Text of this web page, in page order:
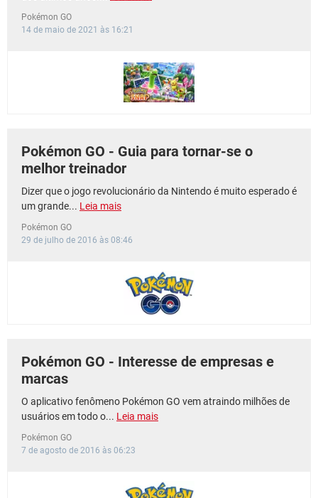
Pokémon GO
14 de maio de 2021 às 16:21
Pokémon GO - Guia para tornar-se o
melhor treinador
Dizer que o jogo revolucionário da Nintendo é muito esperado é
um grande... Leia mais
Pokémon GO
29 de julho de 2016 às 08:46
Pokémon GO - Interesse de empresas e
marcas
O aplicativo fenômeno Pokémon GO vem atraindo milhões de
usuários em todo o... Leia mais
Pokémon GO
7 de agosto de 2016 às 06:23